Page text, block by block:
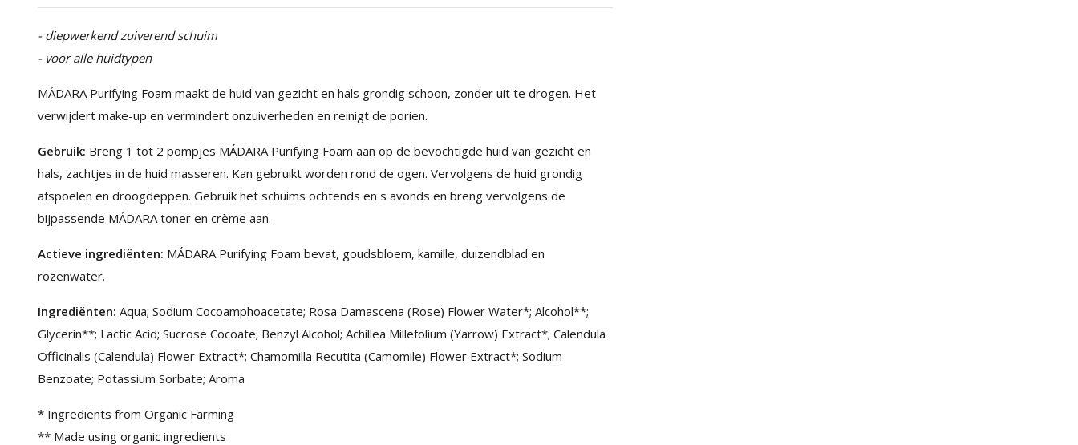
- diepwerkend zuiverend schuim
- voor alle huidtypen
MÁDARA Purifying Foam maakt de huid van gezicht en hals grondig schoon, zonder uit te drogen. Het
verwijdert make-up en vermindert onzuiverheden en reinigt de porien.
Gebruik: Breng 1 tot 2 pompjes MÁDARA Purifying Foam aan op de bevochtigde huid van gezicht en
hals, zachtjes in de huid masseren. Kan gebruikt worden rond de ogen. Vervolgens de huid grondig
afspoelen en droogdeppen. Gebruik het schuims ochtends en s avonds en breng vervolgens de
bijpassende MÁDARA toner en crème aan.
Actieve ingrediënten: MÁDARA Purifying Foam bevat, goudsbloem, kamille, duizendblad en
rozenwater.
Ingrediënten: Aqua; Sodium Cocoamphoacetate; Rosa Damascena (Rose) Flower Water*; Alcohol**;
Glycerin**; Lactic Acid; Sucrose Cocoate; Benzyl Alcohol; Achillea Millefolium (Yarrow) Extract*; Calendula
Officinalis (Calendula) Flower Extract*; Chamomilla Recutita (Camomile) Flower Extract*; Sodium
Benzoate; Potassium Sorbate; Aroma
* Ingrediënts from Organic Farming
** Made using organic ingredients